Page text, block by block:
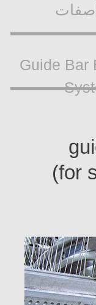
Guide
(for